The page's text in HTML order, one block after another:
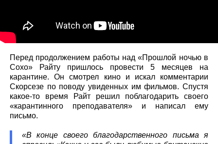
Перед продолжением работы над «Прошлой ночью в
Сохо» Райту пришлось провести 5 месяцев на
карантине. Он смотрел кино и искал комментарии
Скорсезе по поводу увиденных им фильмов. Спустя
какое-то время Райт решил поблагодарить своего
«карантинного преподавателя» и написал ему
письмо.
«В конце своего благодарственного письма я